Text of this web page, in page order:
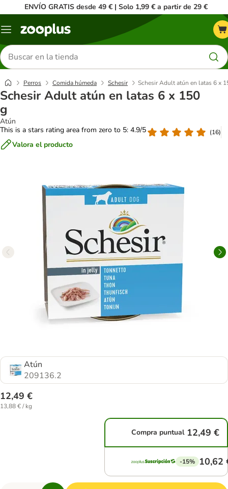
ENVÍO GRATIS desde 49 € | Solo 1,99 € a partir de 29 €
Menú
Buscar
productos
Perros Comida húmeda Schesir Schesir Adult atún en latas 6 x
Schesir Adult atún en latas 6 x 150
g
Atún
This is a stars rating area from zero to 5: 4.9/5
(16)
Valora el producto
Atún
209136.2
12,49 €
13,88 € / kg
Compra puntual 12,49 €
-15% 10,62